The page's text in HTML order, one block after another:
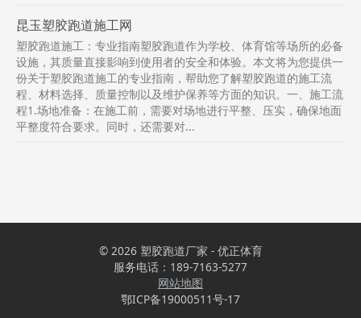
昆玉塑胶跑道施工网
塑胶跑道施工：专业指南塑胶跑道作为学校、体育馆等场所的必备
设施，其质量直接影响到使用者的安全和体验。本文将为您提供一
份关于塑胶跑道施工的专业指南，帮助您了解塑胶跑道的施工流
程、材料选择、质量控制以及维护保养等方面的知识。一、施工流
程1.场地准备：在施工前，需要对场地进行平整、压实，确保地面
平整度符合要求。同时，还需要对...
© 2026 塑胶跑道厂家 - 优正体育
服务电话：189-7163-5277
网站地图
鄂ICP备19000511号-17